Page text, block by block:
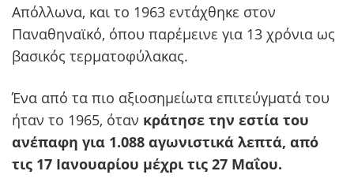
Απόλλωνα, και το 1963 εντάχθηκε στον
Παναθηναϊκό, όπου παρέμεινε για 13 χρόνια ως
βασικός τερματοφύλακας.
Ένα από τα πιο αξιοσημείωτα επιτεύγματά του
ήταν το 1965, όταν κράτησε την εστία του
ανέπαφη για 1.088 αγωνιστικά λεπτά, από
τις 17 Ιανουαρίου μέχρι τις 27 Μαΐου.